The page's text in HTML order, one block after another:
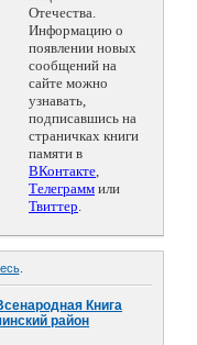
Отечества.
Информацию о
появлении новых
сообщений на
сайте можно
узнавать,
подписавшись на
страничках книги
памяти в
ВКонтакте,
Телеграмм или
Твиттер.
.
Книга
район